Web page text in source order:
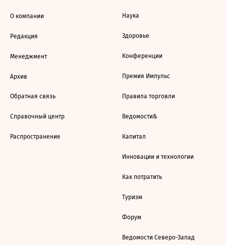
О компании
Редакция
Менеджмент
Архив
Обратная связь
Справочный центр
Распространение
Наука
Здоровье
Конференции
Премия Импульс
Правила торговли
Ведомости&
Капитал
Инновации и технологии
Как потратить
Туризм
Форум
Ведомости Северо-Запад